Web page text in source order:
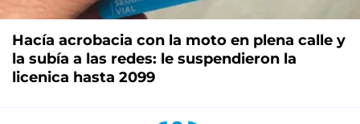
Hacía acrobacia con la moto en plena calle y
la subía a las redes: le suspendieron la
licenica hasta 2099